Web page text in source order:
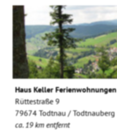
Haus Keller Ferienwohnungen
Rüttestraße 9
79674 Todtnau / Todtnauberg
ca. 19 km entfernt